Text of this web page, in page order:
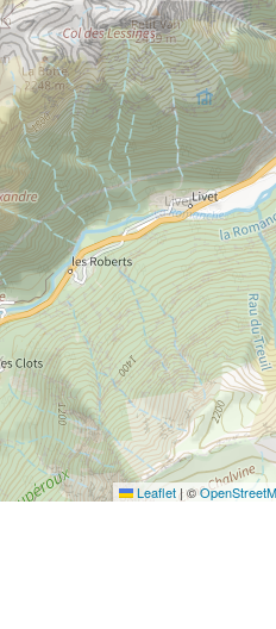
Leaflet|©